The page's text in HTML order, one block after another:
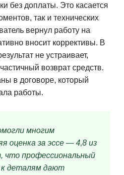
без доплаты. Это касается
так и технических
вернул работу на
вносит коррективы. В
не устраивает,
возврат средств.
в договоре, который
работы.
многим
оценка за эссе — 4,8 из
что профессиональный
к деталям дают